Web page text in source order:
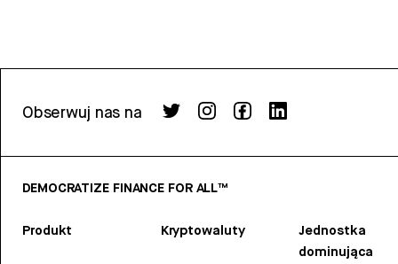
Obserwuj nas na
DEMOCRATIZE FINANCE FOR ALL™
Produkt Kryptowaluty
Jednostka
dominująca